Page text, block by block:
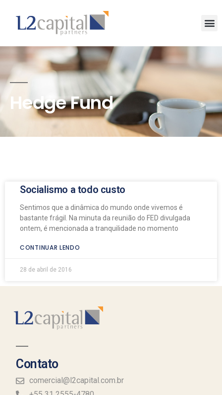
Hedge Fund
Socialismo a todo custo
Sentimos que a dinâmica do mundo onde vivemos é
bastante frágil. Na minuta da reunião do FED divulgada
ontem, é mencionada a tranquilidade no momento
CONTINUAR LENDO
28 de abril de 2016
Contato
comercial@l2capital.com.br